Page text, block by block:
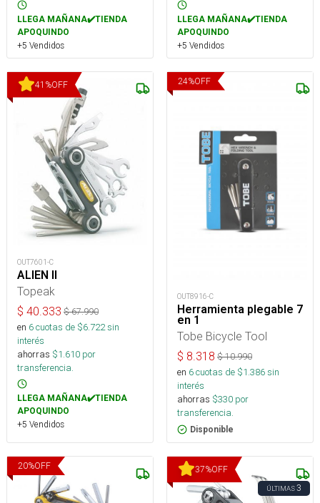
LLEGA MAÑANA✔️TIENDA
APOQUINDO
+5 Vendidos
LLEGA MAÑANA✔️TIENDA
APOQUINDO
+5 Vendidos
41 %OFF
OUT7601-C
ALIEN II
Topeak
$ 40.333 $67.990
en 6cuotas de $6.722sin
interés
ahorras $1.610 por
transferencia.
LLEGA MAÑANA✔️TIENDA
APOQUINDO
+5 Vendidos
24%OFF
OUT8916-C
Herramienta plegable 7
en 1
Tobe Bicycle Tool
$ 8.318 $10.990
en 6cuotas de $1.386sin
interés
ahorras $330 por
transferencia.
Disponible
20%OFF 37%OFF
ÚLTIMAS3